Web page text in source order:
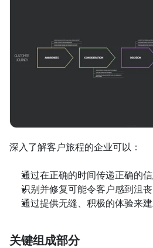
深入了解客户旅程的企业可以：
通过在正确的时间传递正确的
识别并修复可能令客户感到沮丧
通过提供无缝、积极的体验来建
关键组成部分